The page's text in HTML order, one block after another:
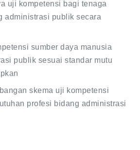
uji kompetensi bagi tenaga
administrasi publik secara
sumber daya manusia
publik sesuai standar mutu
skema uji kompetensi
profesi bidang administrasi